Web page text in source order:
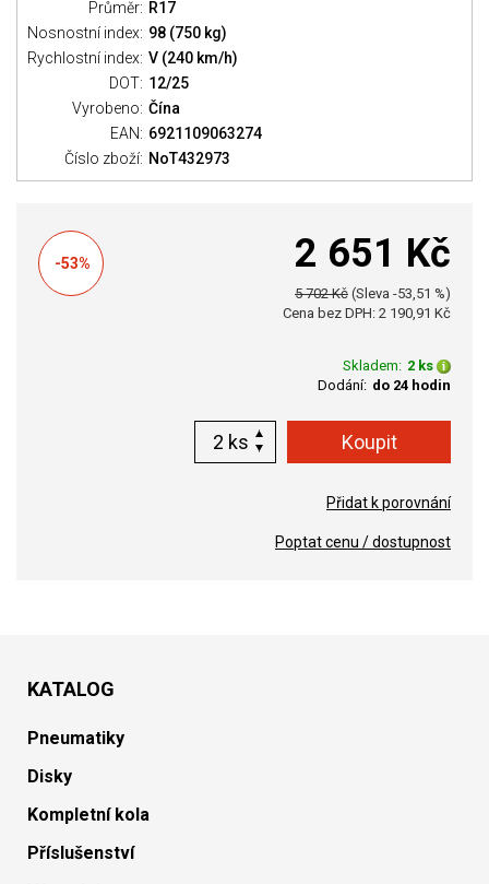
Průměr: R17
Nosnostní index: 98 (750 kg)
Rychlostní index: V (240 km/h)
DOT: 12/25
Vyrobeno: Čína
EAN: 6921109063274
Číslo zboží: NoT432973
-53% 2 651 Kč
5 702 Kč (Sleva -53,51 %)
Cena bez DPH: 2 190,91 Kč
Skladem: 2 ks
Dodání: do 24 hodin
ks
Přidat k porovnání
Poptat cenu / dostupnost
KATALOG
Pneumatiky
Disky
Kompletní kola
Příslušenství